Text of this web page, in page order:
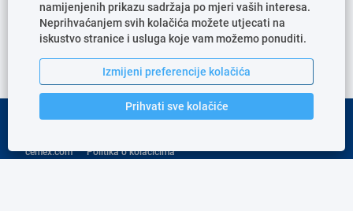
namijenjenih prikazu sadržaja po mjeri vaših interesa.
Neprihvaćanjem svih kolačića možete utjecati na
iskustvo stranice i usluga koje vam možemo ponuditi.
Izmijeni preferencije kolačića
Prihvati sve kolačiće
Copyright © 2020, CEMEX Innovation Holding Ltd, Švicarska. Sva
cemex.com
Politika o kolačićima